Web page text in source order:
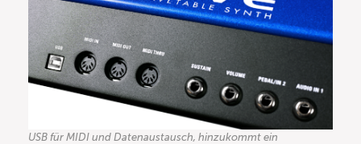
USB für MIDI und Datenaustausch, hinzukommt ein